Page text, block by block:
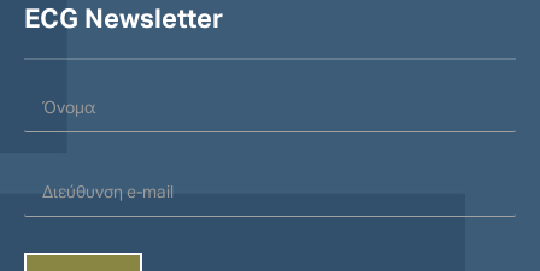
ECG Newsletter